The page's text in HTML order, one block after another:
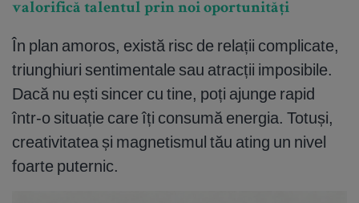
valorifică talentul prin noi oportunități
În plan amoros, există risc de relații complicate,
triunghiuri sentimentale sau atracții imposibile.
Dacă nu ești sincer cu tine, poți ajunge rapid
într-o situație care îți consumă energia. Totuși,
creativitatea și magnetismul tău ating un nivel
foarte puternic.